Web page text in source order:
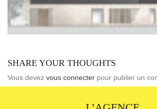
SHARE YOUR THOUGHTS
Vous devez vous connecter pour publier un